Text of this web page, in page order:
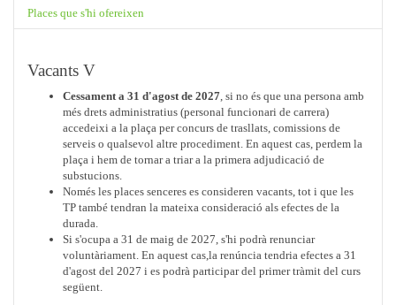
Places que s'hi ofereixen
Vacants V
Cessament a 31 d'agost de 2027, si no és que una persona amb
més drets administratius (personal funcionari de carrera)
accedeixi a la plaça per concurs de trasllats, comissions de
serveis o qualsevol altre procediment. En aquest cas, perdem la
plaça i hem de tornar a triar a la primera adjudicació de
substucions.
Només les places senceres es consideren vacants, tot i que les
TP també tendran la mateixa consideració als efectes de la
durada.
Si s'ocupa a 31 de maig de 2027, s'hi podrà renunciar
voluntàriament. En aquest cas,la renúncia tendria efectes a 31
d'agost del 2027 i es podrà participar del primer tràmit del curs
següent.